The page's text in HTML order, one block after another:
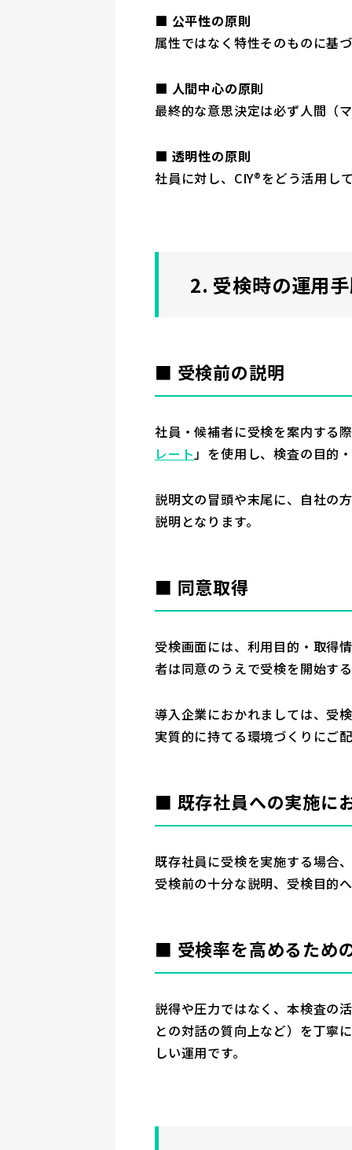
■ 公平性の原則
属性ではなく特性そのものに基
■ 人間中心の原則
最終的な意思決定は必ず人間（
■ 透明性の原則
社員に対し、CIY®をどう活用し
2. 受検時の運用
■ 受検前の説明
社員・候補者に受検を案内する
レート」を使用し、検査の目的
説明文の冒頭や末尾に、自社の
説明となります。
■ 同意取得
受検画面には、利用目的・取得
者は同意のうえで受検を開始す
導入企業におかれましては、受
実質的に持てる環境づくりにご
■ 既存社員への実施に
既存社員に受検を実施する場合
受検前の十分な説明、受検目的
■ 受検率を高めるため
説得や圧力ではなく、本検査の
との対話の質向上など）を丁寧
しい運用です。